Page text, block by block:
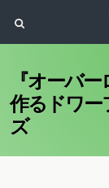
『オーバ
作るドワー
ズ